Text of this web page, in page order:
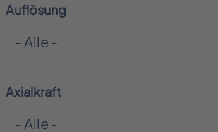
Auflösung
Axialkraft